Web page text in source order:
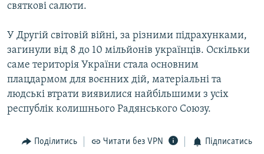
святкові салюти.
У Другій світовій війні, за різними підрахунками,
загинули від 8 до 10 мільйонів українців. Оскільки
саме територія України стала основним
плацдармом для воєнних дій, матеріальні та
людські втрати виявилися найбільшими з усіх
республік колишнього Радянського Союзу.
Поділитись Читати без VPN Підписатись